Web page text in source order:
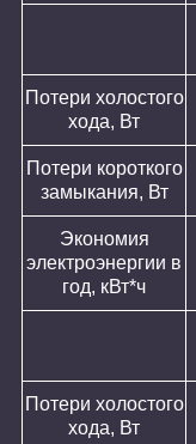
Потери холостого
хода, Вт
Потери короткого
замыкания, Вт
Экономия
электроэнергии в
год, кВт*ч
Потери холостого
хода, Вт